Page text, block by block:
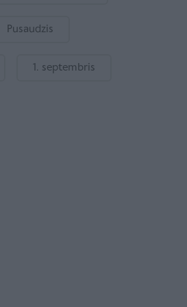
Pusaudzis
1. septembris